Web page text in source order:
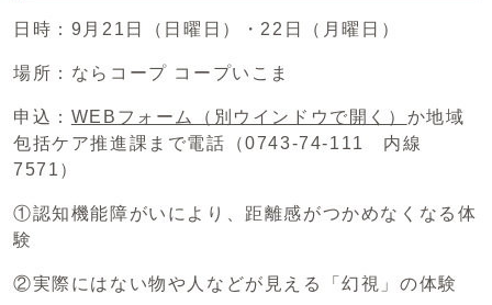
日時：9月21日（日曜日）・22日（月曜日）
場所：ならコープ コープいこま
申込： WEBフォーム （別ウインドウで開く） か地域
包括ケア推進課まで電話（0743-74-111 内線
7571）
①認知機能障がいにより、距離感がつかめなくなる体
験
②実際にはない物や人などが見える「幻視」の体験